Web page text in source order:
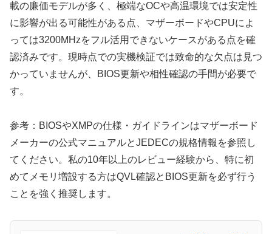
載の廉価モデルが多く、極端なOCや高温環境では安定性
に影響が出る可能性がある点、マザーボードやCPUによ
っては3200MHzをフル活用できないケースがある点を確
認済みです。現時点での実機検証では致命的な欠点は見つ
かっていませんが、BIOS更新や相性確認の手間が必要で
す。
参考：BIOSやXMPの仕様・ガイドラインはマザーボード
メーカーの公式マニュアルとJEDECの規格情報を参照し
てください。私の10年以上のレビュー経験から、特に初
めてメモリ増設する方はQVL確認とBIOS更新を必ず行う
ことを強く推奨します。